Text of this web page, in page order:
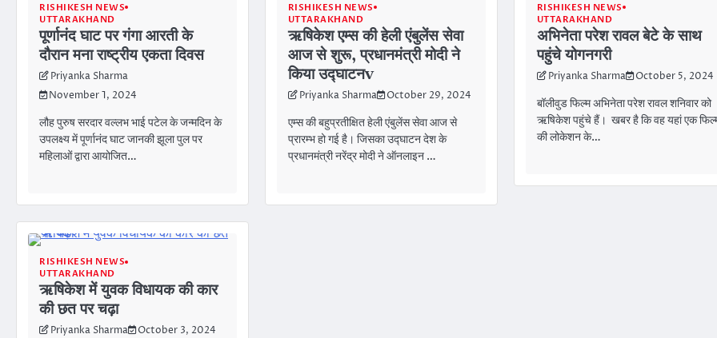
RISHIKESH NEWS
UTTARAKHAND
पूर्णानंद घाट पर गंगा आरती के
दौरान मना राष्ट्रीय एकता दिवस
Priyanka Sharma
November 1, 2024
लौह पुरुष सरदार वल्लभ भाई पटेल के जन्मदिन के
उपलक्ष्य में पूर्णानंद घाट जानकी झूला पुल पर
महिलाओं द्वारा आयोजित…
RISHIKESH NEWS
UTTARAKHAND
ऋषिकेश एम्स की हेली एंबुलेंस सेवा
आज से शुरू, प्रधानमंत्री मोदी ने
किया उद्घाटनv
Priyanka Sharma October 29, 2024
एम्स की बहुप्रतीक्षित हेली एंबुलेंस सेवा आज से
प्रारम्भ हो गई है। जिसका उद्घाटन देश के
प्रधानमंत्री नरेंद्र मोदी ने ऑनलाइन …
RISHIKESH NEWS
UTTARAKHAND
अभिनेता परेश रावल बेटे के साथ
पहुंचे योगनगरी
Priyanka Sharma October 5, 2024
बॉलीवुड फिल्म अभिनेता परेश रावल शनिवार को
ऋषिकेश पहुंचे हैं। खबर है कि वह यहां एक
की लोकेशन के…
RISHIKESH NEWS
UTTARAKHAND
ऋषिकेश में युवक विधायक की कार
की छत पर चढ़ा
Priyanka Sharma October 3, 2024